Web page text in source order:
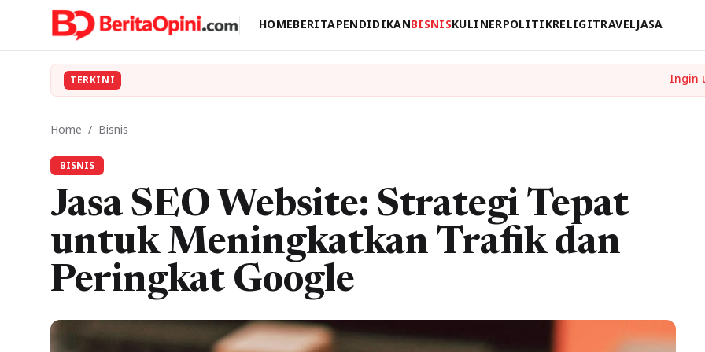
HOMEBERITAPENDIDIKANBISNISKULINERPOLITIKRELIGITRAVELJASA
TERKINI
Home / Bisnis
BISNIS
Jasa SEO Website: Strategi Tepat
untuk Meningkatkan Trafik dan
Peringkat Google